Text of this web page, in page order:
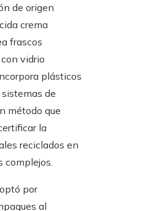
de origen
crema
frascos
vidrio
plásticos
de
método que
la
reciclados en
complejos.
por
al